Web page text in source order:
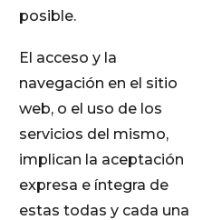
posible.
El acceso y la
navegación en el sitio
web, o el uso de los
servicios del mismo,
implican la aceptación
expresa e íntegra de
estas todas y cada una